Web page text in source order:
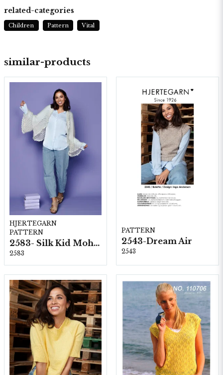
similar-products
HJERTEGARN
PATTERN
2583- Silk Kid Mohair
2583
PATTERN
2543-Dream Air
2543
related-categories
Children Pattern Vital